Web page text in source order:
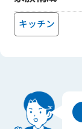
キッチン